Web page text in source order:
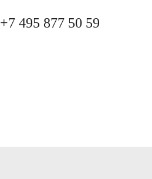
+7 495 877 50 59